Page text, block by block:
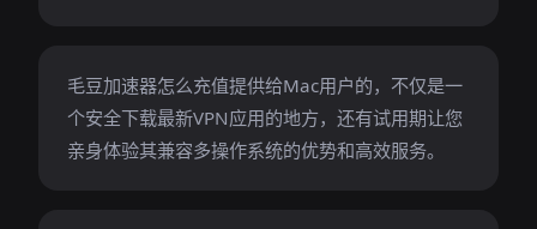
毛豆加速器怎么充值提供给Mac用户的，不仅是一
个安全下载最新VPN应用的地方，还有试用期让您
亲身体验其兼容多操作系统的优势和高效服务。